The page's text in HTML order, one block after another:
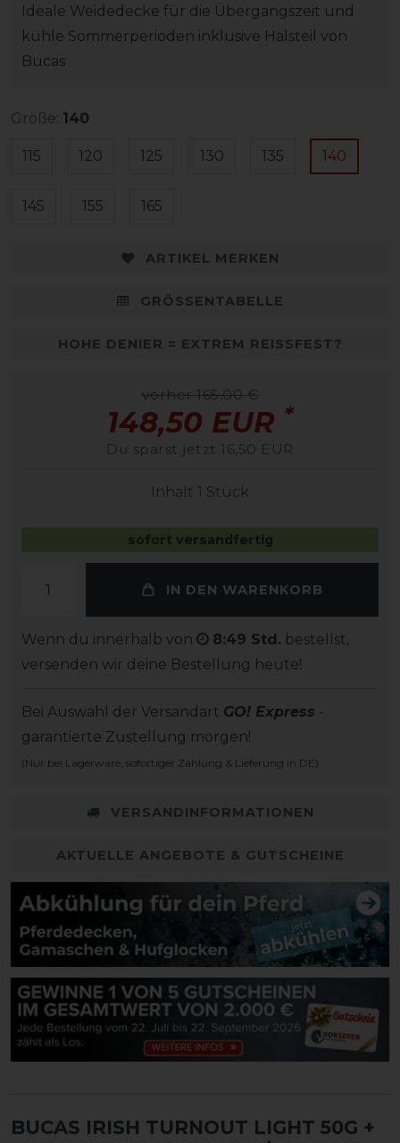
Ideale Weidedecke für die Übergangszeit und
kühle Sommerperioden inklusive Halsteil von
Bucas
Größe: 140
115 120 125 130 135 140
145 155 165
ARTIKEL MERKEN
GRÖSSENTABELLE
HOHE DENIER = EXTREM REISSFEST?
vorher 165,00 €
148,50 EUR *
Du sparst jetzt 16,50 EUR
Inhalt 1 Stück
sofort versandfertig
IN DEN WARENKORB
Wenn du innerhalb von 8:49 Std. bestellst,
versenden wir deine Bestellung heute!
Bei Auswahl der Versandart GO! Express -
garantierte Zustellung morgen!
(Nur bei Lagerware, sofortiger Zahlung & Lieferung in DE)
VERSANDINFORMATIONEN
AKTUELLE ANGEBOTE & GUTSCHEINE
BUCAS IRISH TURNOUT LIGHT 50G +